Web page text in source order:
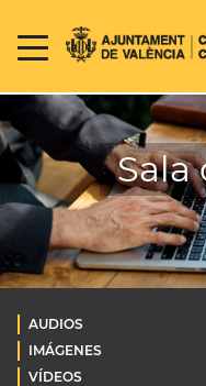
Sala
AUDIOS
IMÁGENES
VÍDEOS